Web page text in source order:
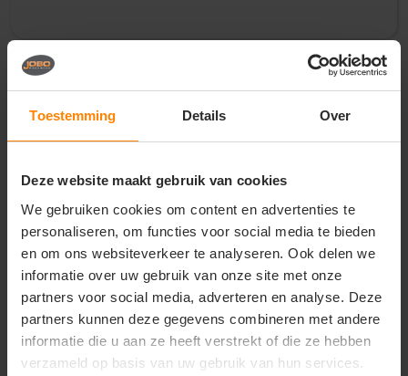
Toestemming Details Over
Deze website maakt gebruik van cookies
We gebruiken cookies om content en advertenties te
personaliseren, om functies voor social media te bieden
en om ons websiteverkeer te analyseren. Ook delen we
informatie over uw gebruik van onze site met onze
partners voor social media, adverteren en analyse. Deze
partners kunnen deze gegevens combineren met andere
informatie die u aan ze heeft verstrekt of die ze hebben
verzameld op basis van uw gebruik van hun services.
Vragen? Neem contact
klantenservice
mail info@jobopromotions.nl
store
Bezoek onze showroom:
Provincialeweg 59 - Velddriel
Dit vind je misschien ook leuk
Items van productcarrousel